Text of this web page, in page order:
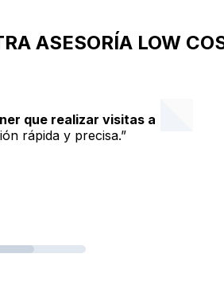
ASESORÍA LOW
que realizar visitas a
rápida y precisa.”